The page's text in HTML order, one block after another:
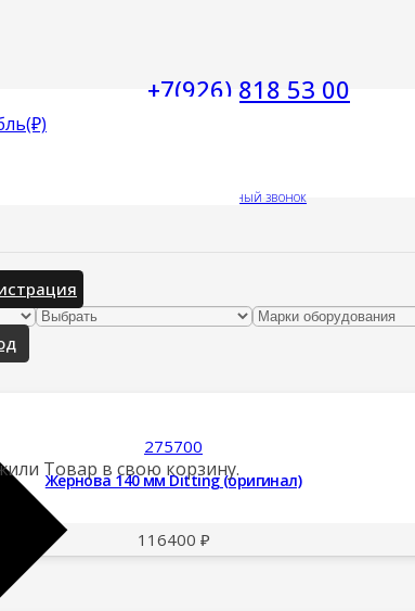
+7(926) 818 53 00
Заказать обратный звонок
(₽)
Товар в свою корзину.
275700
Жернова 140 мм Ditting (оригинал)
116400 ₽